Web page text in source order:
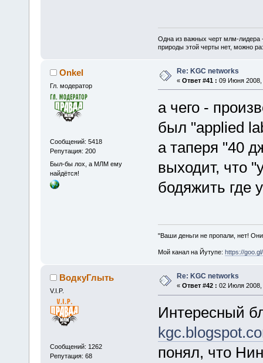
Одна из важных черт млм-лидера
природы этой черты нет, можно
Onkel
Гл. модератор
Сообщений: 5418
Репутация: 200
Был-бы лох, а МЛМ ему
найдётся!
Re: KGC networks
« Ответ #41 : 09 Июня 2008,
а чего -
был "applied
а таперя "40
выходит, что
бодяжить где
"Ваши деньги не пропали, нет!
Мой канал на Йутупе: https://
ВодкуГлыть
V.I.P.
Сообщений: 1262
Репутация: 68
Re: KGC networks
« Ответ #42 : 02 Июля 2008,
Интересный
понял, что